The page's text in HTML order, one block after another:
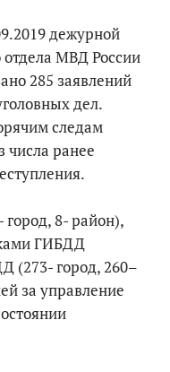
дежурной
МВД России
285 заявлений
дел.
следам
числа ранее
8- район),
ГИБДД
(273- город, 260–
за управление